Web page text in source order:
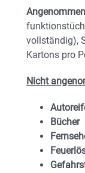
vollständig),
Kartons pro
Nicht
Bücher